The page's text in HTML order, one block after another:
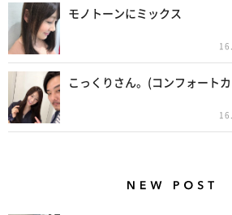
モノトーンにミックス
こっくりさん。(コンフォート